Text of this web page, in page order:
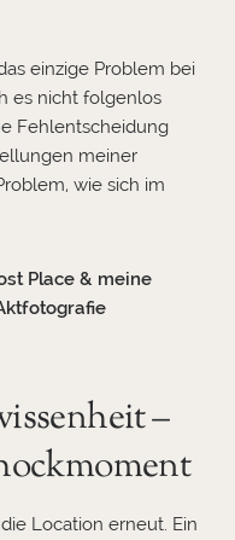
einzige Problem bei
es nicht folgenlos
Fehlentscheidung
meiner
wie sich im
Place & meine
–
Location erneut. Ein